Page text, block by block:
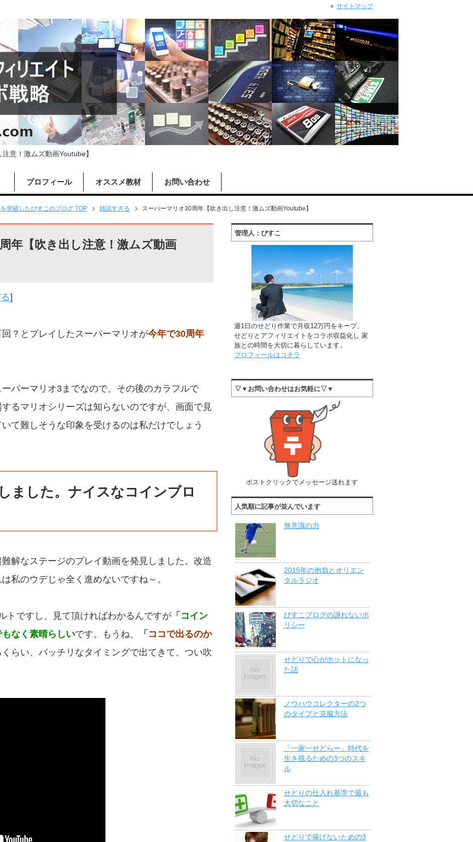
意！激ムズ動画Youtube】
プロフィール オススメ教材 お問い合わせ
突破したびすこのブログ TOP 雑談すぎる スーパーマリオ30周年【吹き出し注意！激ムズ動画Youtube】
年【吹き出し注意！激ムズ動画
]
？とプレイしたスーパーマリオが今年で30周年
パーマリオ3までなので、その後のカラフルで
るマリオシリーズは知らないのですが、画面で見
て難しそうな印象を受けるのは私だけでしょう
ました。ナイスなコインブロ
解なステージのプレイ動画を発見しました。改造
私のウデじゃ全く進めないですね～。
トですし、見て頂ければわかるんですが「コイン
なく素晴らしいです。もうね、
「ココで出るのか
らい、バッチリなタイミングで出てきて、つい吹
管理人：びすこ
週1日のせどり作業で月収12万円をキープ。
せどりとアフィリエイトをコラボ収益化し 家
族との時間を大切に暮らしています。
プロフィールはコチラ
▽▼お問い合わせはお気軽に▽▼
ポストクリックでメッセージ送れます
人気順に記事が並んでいます
無意識の力
2015年の抱負とオリエン
タルラジオ
びすこブログの譲れないポ
リシー
せどりで心がホットになっ
た話
ノウハウコレクターの2つ
のタイプと克服方法
「一家一せどらー」時代を
生き残るための3つのスキ
ル
せどりの仕入れ基準で最も
大切なこと
せどりで稼げないための3
サイトマップ